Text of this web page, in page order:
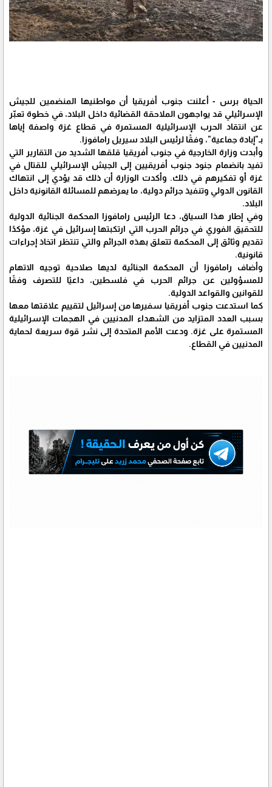
الحياة برس - أعلنت جنوب أفريقيا أن مواطنيها المنضمين للجيش
الإسرائيلي قد يواجهون الملاحقة القضائية داخل البلاد، في خطوة تعبّر
عن انتقاد الحرب الإسرائيلية المستمرة في قطاع غزة واصفة إياها
بـ"إبادة جماعية"، وفقًا لرئيس البلاد سيريل رامافوزا.
وأبدت وزارة الخارجية في جنوب أفريقيا قلقها الشديد من التقارير التي
تفيد بانضمام جنود جنوب أفريقيين إلى الجيش الإسرائيلي للقتال في
غزة أو تفكيرهم في ذلك. وأكدت الوزارة أن ذلك قد يؤدي إلى انتهاك
القانون الدولي وتنفيذ جرائم دولية، ما يعرضهم للمسائلة القانونية داخل
البلاد.
وفي إطار هذا السياق، دعا الرئيس رامافوزا المحكمة الجنائية الدولية
للتحقيق الفوري في جرائم الحرب التي ارتكبتها إسرائيل في غزة، مؤكدًا
تقديم وثائق إلى المحكمة تتعلق بهذه الجرائم والتي تنتظر اتخاذ إجراءات
قانونية.
وأضاف رامافوزا أن المحكمة الجنائية لديها صلاحية توجيه الاتهام
للمسؤولين عن جرائم الحرب في فلسطين، داعيًا للتصرف وفقًا
للقوانين والقواعد الدولية.
كما استدعت جنوب أفريقيا سفيرها من إسرائيل لتقييم علاقتها معها
بسبب العدد المتزايد من الشهداء المدنيين في الهجمات الإسرائيلية
المستمرة على غزة. ودعت الأمم المتحدة إلى نشر قوة سريعة لحماية
المدنيين في القطاع.